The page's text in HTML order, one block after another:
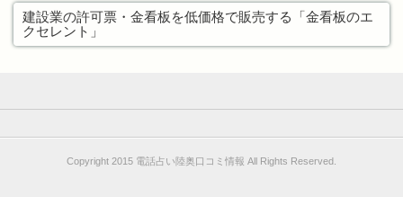
建設業の許可票・金看板を低価格で販売する「金看板のエ
クセレント」
Copyright 2015 電話占い陸奥口コミ情報 All Rights Reserved.